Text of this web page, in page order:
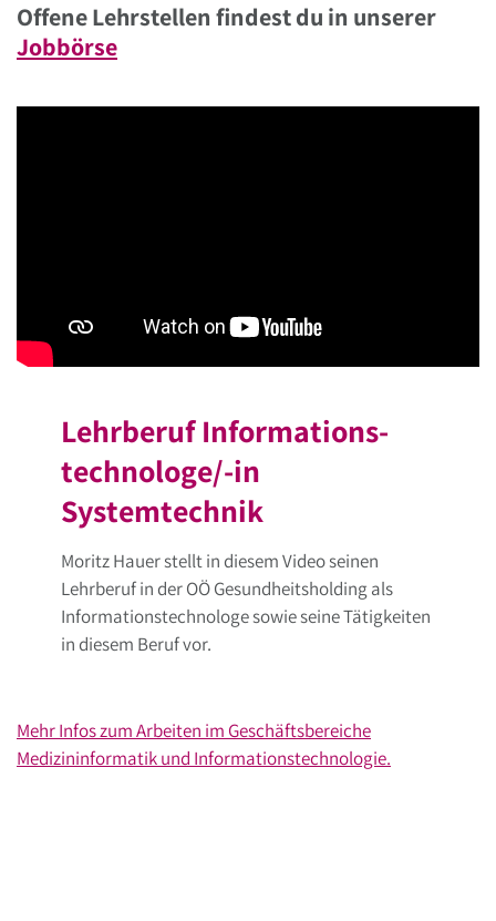
Offene Lehrstellen findest du in unserer
Jobbörse
Lehrberuf Informations­
technologe/-in
Systemtechnik
Moritz Hauer stellt in diesem Video seinen
Lehrberuf in der OÖ Gesundheitsholding als
Informationstechnologe sowie seine Tätigkeiten
in diesem Beruf vor.
Mehr Infos zum Arbeiten im Geschäftsbereiche
Medizininformatik und Informationstechnologie.